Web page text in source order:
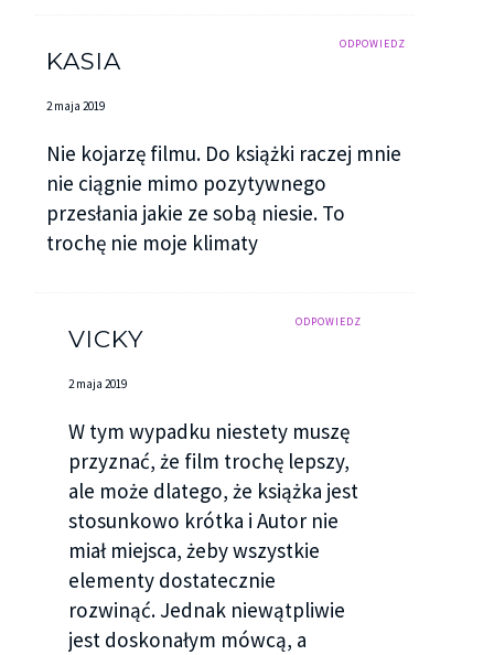
ODPOWIEDZ
KASIA
2 maja 2019
Nie kojarzę filmu. Do książki raczej mnie
nie ciągnie mimo pozytywnego
przesłania jakie ze sobą niesie. To
trochę nie moje klimaty
ODPOWIEDZ
VICKY
2 maja 2019
W tym wypadku niestety muszę
przyznać, że film trochę lepszy,
ale może dlatego, że książka jest
stosunkowo krótka i Autor nie
miał miejsca, żeby wszystkie
elementy dostatecznie
rozwinąć. Jednak niewątpliwie
jest doskonałym mówcą, a